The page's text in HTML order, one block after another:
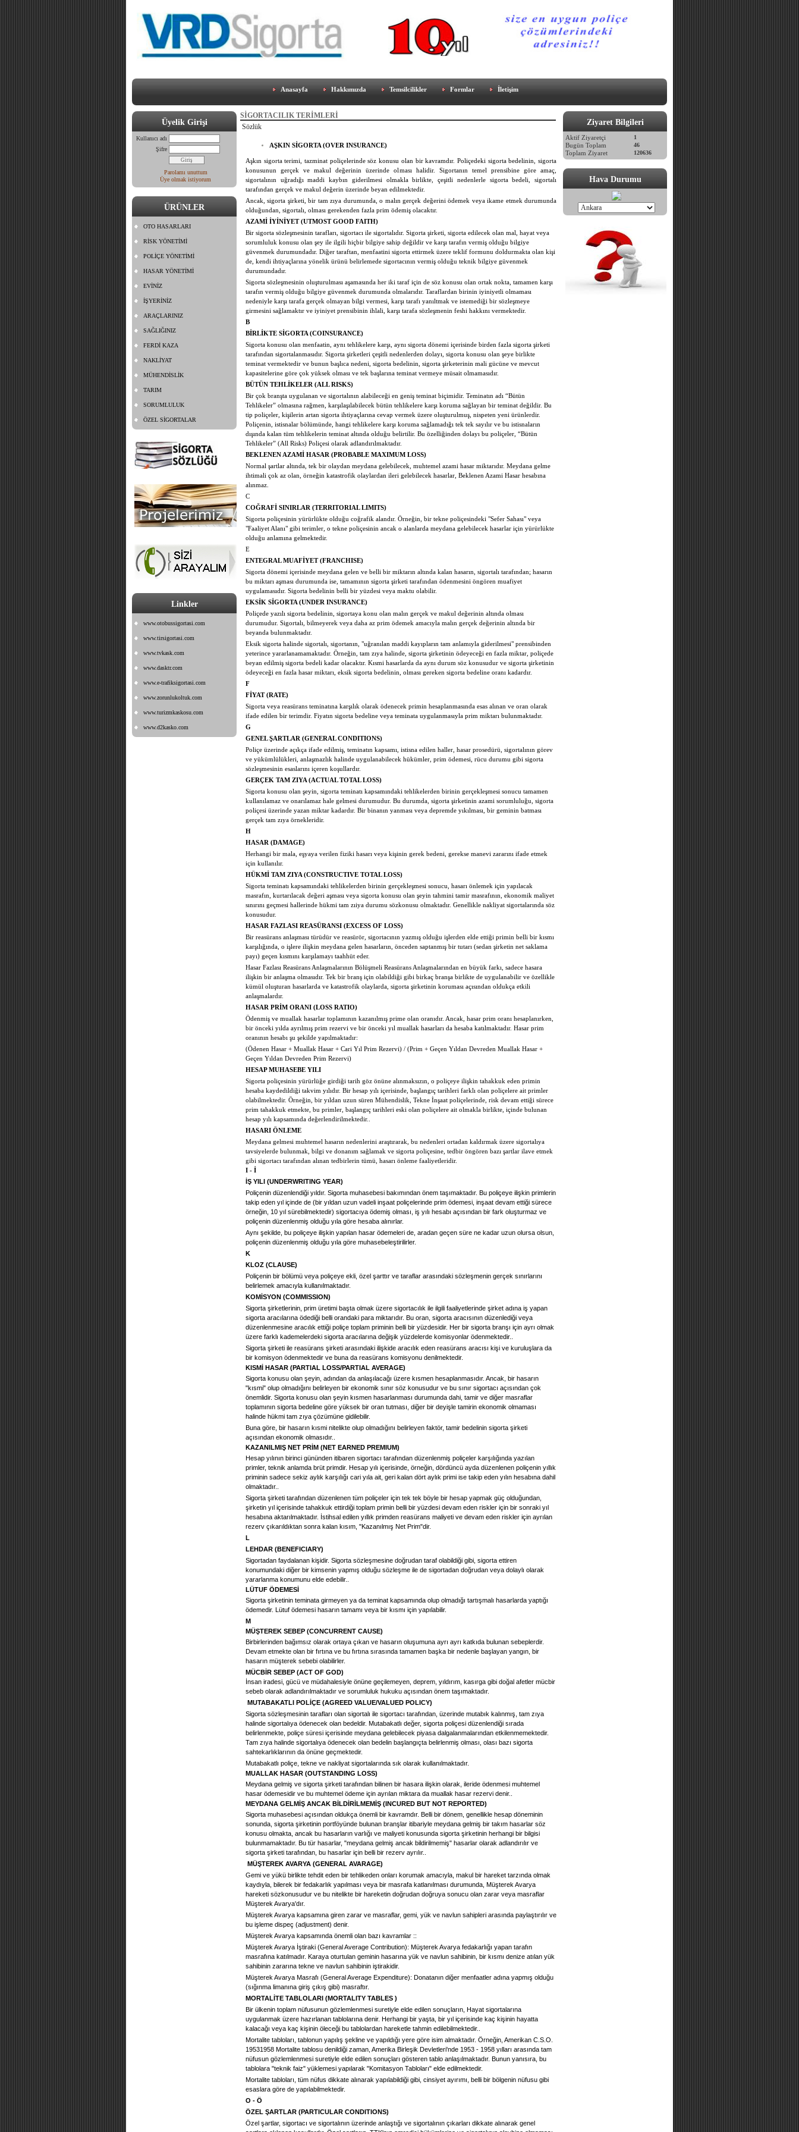
Anasayfa Hakkımızda Temsilcilikler Formlar İletişim
Üyelik Girişi
Kullanıcı adı
Şifre
Parolamı unuttum
Üye olmak istiyorum
ÜRÜNLER
OTO HASARLARI
RİSK YÖNETİMİ
POLİÇE YÖNETİMİ
HASAR YÖNETİMİ
EVİNİZ
İŞYERİNİZ
ARAÇLARINIZ
SAĞLIĞINIZ
FERDİ KAZA
NAKLİYAT
MÜHENDİSLİK
TARIM
SORUMLULUK
ÖZEL SİGORTALAR
Linkler
www.otobussigortasi.com
www.tirsigortasi.com
www.tvkask.com
www.dasktr.com
www.e-trafiksigortasi.com
www.zorunlukoltuk.com
www.turizmkaskosu.com
www.d2kasko.com
SİGORTACILIK TERİMLERİ
Sözlük
AŞKIN SİGORTA (OVER INSURANCE)
Aşkın sigorta terimi, tazminat poliçelerinde söz konusu olan bir kavramdır. Poliçedeki sigorta bedelinin, sigorta
konusunun gerçek ve makul değerinin üzerinde olması halidir. Sigortanın temel prensibine göre amaç,
sigortalının uğradığı maddi kaybın giderilmesi olmakla birlikte, çeşitli nedenlerle sigorta bedeli, sigortalı
tarafından gerçek ve makul değerin üzerinde beyan edilmektedir.
Ancak, sigorta şirketi, bir tam zıya durumunda, o malın gerçek değerini ödemek veya ikame etmek durumunda
olduğundan, sigortalı, olması gerekenden fazla prim ödemiş olacaktır.
AZAMİ İYİNİYET (UTMOST GOOD FAITH)
Bir sigorta sözleşmesinin tarafları, sigortacı ile sigortalıdır. Sigorta şirketi, sigorta edilecek olan mal, hayat veya
sorumluluk konusu olan şey ile ilgili hiçbir bilgiye sahip değildir ve karşı tarafın vermiş olduğu bilgiye
güvenmek durumundadır. Diğer taraftan, menfaatini sigorta ettirmek üzere teklif formunu doldurmakta olan kişi
de, kendi ihtiyaçlarına yönelik ürünü belirlemede sigortacının vermiş olduğu teknik bilgiye güvenmek
durumundadır.
Sigorta sözleşmesinin oluşturulması aşamasında her iki taraf için de söz konusu olan ortak nokta, tamamen karşı
tarafın vermiş olduğu bilgiye güvenmek durumunda olmalarıdır. Taraflardan birinin iyiniyetli olmaması
nedeniyle karşı tarafa gerçek olmayan bilgi vermesi, karşı tarafı yanıltmak ve istemediği bir sözleşmeye
girmesini sağlamaktır ve iyiniyet prensibinin ihlali, karşı tarafa sözleşmenin feshi hakkını vermektedir.
B
BİRLİKTE SİGORTA (COINSURANCE)
Sigorta konusu olan menfaatin, aynı tehlikelere karşı, aynı sigorta dönemi içerisinde birden fazla sigorta şirketi
tarafından sigortalanmasıdır. Sigorta şirketleri çeşitli nedenlerden dolayı, sigorta konusu olan şeye birlikte
teminat vermektedir ve bunun başlıca nedeni, sigorta bedelinin, sigorta şirketerinin mali gücüne ve mevcut
kapasitelerine göre çok yüksek olması ve tek başlarına teminat vermeye müsait olmamasıdır.
BÜTÜN TEHLİKELER (ALL RISKS)
Bir çok branşta uygulanan ve sigortalının alabileceği en geniş teminat biçimidir. Teminatın adı “Bütün
Tehlikeler” olmasına rağmen, karşılaşılabilecek bütün tehlikelere karşı koruma sağlayan bir teminat değildir. Bu
tip poliçeler, kişilerin artan sigorta ihtiyaçlarına cevap vermek üzere oluşturulmuş, nispeten yeni ürünlerdir.
Poliçenin, istisnalar bölümünde, hangi tehlikelere karşı koruma sağlamadığı tek tek sayılır ve bu istisnaların
dışında kalan tüm tehlikelerin teminat altında olduğu belirtilir. Bu özelliğinden dolayı bu poliçeler, “Bütün
Tehlikeler” (All Risks) Poliçesi olarak adlandırılmaktadır.
BEKLENEN AZAMİ HASAR (PROBABLE MAXIMUM LOSS)
Normal şartlar altında, tek bir olaydan meydana gelebilecek, muhtemel azami hasar miktarıdır. Meydana gelme
ihtimali çok az olan, örneğin katastrofik olaylardan ileri gelebilecek hasarlar, Beklenen Azami Hasar hesabına
alınmaz.
C
COĞRAFİ SINIRLAR (TERRITORIAL LIMITS)
Sigorta poliçesinin yürürlükte olduğu coğrafik alandır. Örneğin, bir tekne poliçesindeki "Sefer Sahası" veya
"Faaliyet Alanı" gibi terimler, o tekne poliçesinin ancak o alanlarda meydana gelebilecek hasarlar için yürürlükte
olduğu anlamına gelmektedir.
E
ENTEGRAL MUAFİYET (FRANCHISE)
Sigorta dönemi içerisinde meydana gelen ve belli bir miktarın altında kalan hasarın, sigortalı tarafından; hasarın
bu miktarı aşması durumunda ise, tamamının sigorta şirketi tarafından ödenmesini öngören muafiyet
uygulamasıdır. Sigorta bedelinin belli bir yüzdesi veya maktu olabilir.
EKSİK SİGORTA (UNDER INSURANCE)
Poliçede yazılı sigorta bedelinin, sigortaya konu olan malın gerçek ve makul değerinin altında olması
durumudur. Sigortalı, bilmeyerek veya daha az prim ödemek amacıyla malın gerçek değerinin altında bir
beyanda bulunmaktadır.
Eksik sigorta halinde sigortalı, sigortanın, "uğranılan maddi kayıpların tam anlamıyla giderilmesi" prensibinden
yeterince yararlanamamaktadır. Örneğin, tam zıya halinde, sigorta şirketinin ödeyeceği en fazla miktar, poliçede
beyan edilmiş sigorta bedeli kadar olacaktır. Kısmi hasarlarda da aynı durum söz konusudur ve sigorta şirketinin
ödeyeceği en fazla hasar miktarı, eksik sigorta bedelinin, olması gereken sigorta bedeline oranı kadardır.
F
FİYAT (RATE)
Sigorta veya reasürans teminatına karşılık olarak ödenecek primin hesaplanmasında esas alınan ve oran olarak
ifade edilen bir terimdir. Fiyatın sigorta bedeline veya teminata uygulanmasıyla prim miktarı bulunmaktadır.
G
GENEL ŞARTLAR (GENERAL CONDITIONS)
Poliçe üzerinde açıkça ifade edilmiş, teminatın kapsamı, istisna edilen haller, hasar prosedürü, sigortalının görev
ve yükümlülükleri, anlaşmazlık halinde uygulanabilecek hükümler, prim ödemesi, rücu durumu gibi sigorta
sözleşmesinin esaslarını içeren koşullardır.
GERÇEK TAM ZIYA (ACTUAL TOTAL LOSS)
Sigorta konusu olan şeyin, sigorta teminatı kapsamındaki tehlikelerden birinin gerçekleşmesi sonucu tamamen
kullanılamaz ve onarılamaz hale gelmesi durumudur. Bu durumda, sigorta şirketinin azami sorumluluğu, sigorta
poliçesi üzerinde yazan miktar kadardır. Bir binanın yanması veya depremde yıkılması, bir geminin batması
gerçek tam zıya örnekleridir.
H
HASAR (DAMAGE)
Herhangi bir mala, eşyaya verilen fiziki hasarı veya kişinin gerek bedeni, gerekse manevi zararını ifade etmek
için kullanılır.
HÜKMİ TAM ZIYA (CONSTRUCTIVE TOTAL LOSS)
Sigorta teminatı kapsamındaki tehlikelerden birinin gerçekleşmesi sonucu, hasarı önlemek için yapılacak
masrafın, kurtarılacak değeri aşması veya sigorta konusu olan şeyin tahmini tamir masrafının, ekonomik maliyet
sınırını geçmesi hallerinde hükmi tam zıiya durumu sözkonusu olmaktadır. Genellikle nakliyat sigortalarında söz
konusudur.
HASAR FAZLASI REASÜRANSI (EXCESS OF LOSS)
Bir reasürans anlaşması türüdür ve reasürör, sigortacının yazmış olduğu işlerden elde ettiği primin belli bir kısmı
karşılığında, o işlere ilişkin meydana gelen hasarların, önceden saptanmış bir tutarı (sedan şirketin net saklama
payı) geçen kısmını karşılamayı taahhüt eder.
Hasar Fazlası Reasürans Anlaşmalarının Bölüşmeli Reasürans Anlaşmalarından en büyük farkı, sadece hasara
ilişkin bir anlaşma olmasıdır. Tek bir branş için olabildiği gibi birkaç branşa birlikte de uygulanabilir ve özellikle
kümül oluşturan hasarlarda ve katastrofik olaylarda, sigorta şirketinin koruması açısından oldukça etkili
anlaşmalardır.
HASAR PRİM ORANI (LOSS RATIO)
Ödenmiş ve muallak hasarlar toplamının kazanılmış prime olan oranıdır. Ancak, hasar prim oranı hesaplanırken,
bir önceki yılda ayrılmış prim rezervi ve bir önceki yıl muallak hasarları da hesaba katılmaktadır. Hasar prim
oranının hesabı şu şekilde yapılmaktadır:
(Ödenen Hasar + Muallak Hasar + Cari Yıl Prim Rezervi) / (Prim + Geçen Yıldan Devreden Muallak Hasar +
Geçen Yıldan Devreden Prim Rezervi)
HESAP MUHASEBE YILI
Sigorta poliçesinin yürürlüğe girdiği tarih göz önüne alınmaksızın, o poliçeye ilişkin tahakkuk eden primin
hesaba kaydedildiği takvim yılıdır. Bir hesap yılı içerisinde, başlangıç tarihleri farklı olan poliçelere ait primler
olabilmektedir. Örneğin, bir yıldan uzun süren Mühendislik, Tekne İnşaat poliçelerinde, risk devam ettiği sürece
prim tahakkuk etmekte, bu primler, başlangıç tarihleri eski olan poliçelere ait olmakla birlikte, içinde bulunan
hesap yılı kapsamında değerlendirilmektedir..
HASARI ÖNLEME
Meydana gelmesi muhtemel hasarın nedenlerini araştırarak, bu nedenleri ortadan kaldırmak üzere sigortalıya
tavsiyelerde bulunmak, bilgi ve donanım sağlamak ve sigorta poliçesine, tedbir öngören bazı şartlar ilave etmek
gibi sigortacı tarafından alınan tedbirlerin tümü, hasarı önleme faaliyetleridir.
I - İ
İŞ YILI (UNDERWRITING YEAR)
Poliçenin düzenlendiği yıldır. Sigorta muhasebesi bakımından önem taşımaktadır. Bu poliçeye ilişkin primlerin
takip eden yıl içinde de (bir yıldan uzun vadeli inşaat poliçelerinde prim ödemesi, inşaat devam ettiği sürece
örneğin, 10 yıl sürebilmektedir) sigortacıya ödemiş olması, iş yılı hesabı açısından bir fark oluşturmaz ve
poliçenin düzenlenmiş olduğu yıla göre hesaba alınırlar.
Aynı şekilde, bu poliçeye ilişkin yapılan hasar ödemeleri de, aradan geçen süre ne kadar uzun olursa olsun,
poliçenin düzenlenmiş olduğu yıla göre muhasebeleştirilirler.
K
KLOZ (CLAUSE)
Poliçenin bir bölümü veya poliçeye ekli, özel şarttır ve taraflar arasındaki sözleşmenin gerçek sınırlarını
belirlemek amacıyla kullanılmaktadır.
KOMİSYON (COMMISSION)
Sigorta şirketlerinin, prim üretimi başta olmak üzere sigortacılık ile ilgili faaliyetlerinde şirket adına iş yapan
sigorta aracılarına ödediği belli orandaki para miktarıdır. Bu oran, sigorta aracısının düzenlediği veya
düzenlenmesine aracılık ettiği poliçe toplam priminin belli bir yüzdesidir. Her bir sigorta branşı için ayrı olmak
üzere farklı kademelerdeki sigorta aracılarına değişik yüzdelerde komisyonlar ödenmektedir..
Sigorta şirketi ile reasürans şirketi arasındaki ilişkide aracılık eden reasürans aracısı kişi ve kuruluşlara da
bir komisyon ödenmektedir ve buna da reasürans komisyonu denilmektedir.
KISMİ HASAR (PARTIAL LOSS/PARTIAL AVERAGE)
Sigorta konusu olan şeyin, adından da anlaşılacağı üzere kısmen hesaplanmasıdır. Ancak, bir hasarın
"kısmi" olup olmadığını belirleyen bir ekonomik sınır söz konusudur ve bu sınır sigortacı açısından çok
önemlidir. Sigorta konusu olan şeyin kısmen hasarlanması durumunda dahi, tamir ve diğer masraflar
toplamının sigorta bedeline göre yüksek bir oran tutması, diğer bir deyişle tamirin ekonomik olmaması
halinde hükmi tam zıya çözümüne gidilebilir.
Buna göre, bir hasarın kısmi nitelikte olup olmadığını belirleyen faktör, tamir bedelinin sigorta şirketi
açısından ekonomik olmasıdır..
KAZANILMIŞ NET PRİM (NET EARNED PREMIUM)
Hesap yılının birinci gününden itibaren sigortacı tarafından düzenlenmiş poliçeler karşılığında yazılan
primler, teknik anlamda brüt primdir. Hesap yılı içerisinde, örneğin, dördüncü ayda düzenlenen poliçenin yıllık
priminin sadece sekiz aylık karşılığı cari yıla ait, geri kalan dört aylık primi ise takip eden yılın hesabına dahil
olmaktadır..
Sigorta şirketi tarafından düzenlenen tüm poliçeler için tek tek böyle bir hesap yapmak güç olduğundan,
şirketin yıl içerisinde tahakkuk ettirdiği toplam primin belli bir yüzdesi devam eden riskler için bir sonraki yıl
hesabına aktarılmaktadır. İstihsal edilen yıllık primden reasürans maliyeti ve devam eden riskler için ayrılan
rezerv çıkarıldıktan sonra kalan kısım, "Kazanılmış Net Prim"dir.
L
LEHDAR (BENEFICIARY)
Sigortadan faydalanan kişidir. Sigorta sözleşmesine doğrudan taraf olabildiği gibi, sigorta ettiren
konumundaki diğer bir kimsenin yapmış olduğu sözleşme ile de sigortadan doğrudan veya dolaylı olarak
yararlanma konumunu elde edebilir..
LÜTUF ÖDEMESİ
Sigorta şirketinin teminata girmeyen ya da teminat kapsamında olup olmadığı tartışmalı hasarlarda yaptığı
ödemedir. Lütuf ödemesi hasarın tamamı veya bir kısmı için yapılabilir.
M
MÜŞTEREK SEBEP (CONCURRENT CAUSE)
Birbirlerinden bağımsız olarak ortaya çıkan ve hasarın oluşumuna ayrı ayrı katkıda bulunan sebeplerdir.
Devam etmekte olan bir fırtına ve bu fırtına sırasında tamamen başka bir nedenle başlayan yangın, bir
hasarın müşterek sebebi olabilirler.
MÜCBİR SEBEP (ACT OF GOD)
İnsan iradesi, gücü ve müdahalesiyle önüne geçilemeyen, deprem, yıldırım, kasırga gibi doğal afetler mücbir
sebeb olarak adlandırılmaktadır ve sorumluluk hukuku açısından önem taşımaktadır.
MUTABAKATLI POLİÇE (AGREED VALUE/VALUED POLICY)
Sigorta sözleşmesinin tarafları olan sigortalı ile sigortacı tarafından, üzerinde mutabık kalınmış, tam zıya
halinde sigortalıya ödenecek olan bedeldir. Mutabakatlı değer, sigorta poliçesi düzenlendiği sırada
belirlenmekte, poliçe süresi içerisinde meydana gelebilecek piyasa dalgalanmalarından etkilenmemektedir.
Tam zıya halinde sigortalıya ödenecek olan bedelin başlangıçta belirlenmiş olması, olası bazı sigorta
sahtekarlıklarının da önüne geçmektedir.
Mutabakatlı poliçe, tekne ve nakliyat sigortalarında sık olarak kullanılmaktadır.
MUALLAK HASAR (OUTSTANDING LOSS)
Meydana gelmiş ve sigorta şirketi tarafından bilinen bir hasara ilişkin olarak, ileride ödenmesi muhtemel
hasar ödemesidir ve bu muhtemel ödeme için ayrılan miktara da muallak hasar rezervi denir..
MEYDANA GELMİŞ ANCAK BİLDİRİLMEMİŞ (INCURED BUT NOT REPORTED)
Sigorta muhasebesi açısından oldukça önemli bir kavramdır. Belli bir dönem, genellikle hesap döneminin
sonunda, sigorta şirketinin portföyünde bulunan branşlar itibariyle meydana gelmiş bir takım hasarlar söz
konusu olmakta, ancak bu hasarların varlığı ve maliyeti konusunda sigorta şirketinin herhangi bir bilgisi
bulunmamaktadır. Bu tür hasarlar, "meydana gelmiş ancak bildirilmemiş" hasarlar olarak adlandırılır ve
sigorta şirketi tarafından, bu hasarlar için belli bir rezerv ayrılır..
MÜŞTEREK AVARYA (GENERAL AVARAGE)
Gemi ve yükü birlikte tehdit eden bir tehlikeden onları korumak amacıyla, makul bir hareket tarzında olmak
kaydıyla, bilerek bir fedakarlık yapılması veya bir masrafa katlanılması durumunda, Müşterek Avarya
hareketi sözkonusudur ve bu nitelikte bir hareketin doğrudan doğruya sonucu olan zarar veya masraflar
Müşterek Avarya'dır.
Müşterek Avarya kapsamına giren zarar ve masraflar, gemi, yük ve navlun sahipleri arasında paylaştırılır ve
bu işleme dispeç (adjustment) denir.
Müşterek Avarya kapsamında önemli olan bazı kavramlar ::
Müşterek Avarya İştiraki (General Average Contribution): Müşterek Avarya fedakarlığı yapan tarafın
masrafına katılmadır. Karaya oturtulan geminin hasarına yük ve navlun sahibinin, bir kısmı denize atılan yük
sahibinin zararına tekne ve navlun sahibinin iştirakidir.
Müşterek Avarya Masrafı (General Average Expenditure): Donatanın diğer menfaatler adına yapmış olduğu
(sığınma limanına giriş çıkış gibi) masraftır.
MORTALİTE TABLOLARI (MORTALITY TABLES )
Bir ülkenin toplam nüfusunun gözlemlenmesi suretiyle elde edilen sonuçların, Hayat sigortalarına
uygulanmak üzere hazırlanan tablolarına denir. Herhangi bir yaşta, bir yıl içerisinde kaç kişinin hayatta
kalacağı veya kaç kişinin öleceği bu tablolardan hareketle tahmin edilebilmektedir..
Mortalite tabloları, tablonun yapılış şekline ve yapıldığı yere göre isim almaktadır. Örneğin, Amerikan C.S.O.
19531958 Mortalite tablosu denildiği zaman, Amerika Birleşik Devletleri'nde 1953 - 1958 yılları arasında tam
nüfusun gözlemlenmesi suretiyle elde edilen sonuçları gösteren tablo anlaşılmaktadır. Bunun yanısıra, bu
tablolara "teknik faiz" yüklemesi yapılarak "Komitasyon Tabloları" elde edilmektedir.
Mortalite tabloları, tüm nüfus dikkate alınarak yapılabildiği gibi, cinsiyet ayırımı, belli bir bölgenin nüfusu gibi
esaslara göre de yapılabilmektedir.
O - Ö
ÖZEL ŞARTLAR (PARTICULAR CONDITIONS)
Özel şartlar, sigortacı ve sigortalının üzerinde anlaştığı ve sigortalının çıkarları dikkate alınarak genel
Ziyaret Bilgileri
Aktif Ziyaretçi 1
Bugün Toplam 46
Toplam Ziyaret 120636
Hava Durumu